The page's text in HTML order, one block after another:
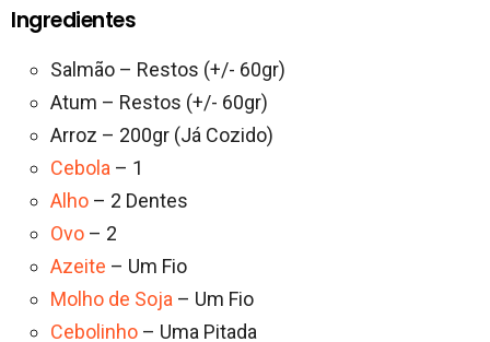
Ingredientes
Salmão – Restos (+/- 60gr)
Atum – Restos (+/- 60gr)
Arroz – 200gr (Já Cozido)
Cebola – 1
Alho – 2 Dentes
Ovo – 2
Azeite – Um Fio
Molho de Soja – Um Fio
Cebolinho – Uma Pitada